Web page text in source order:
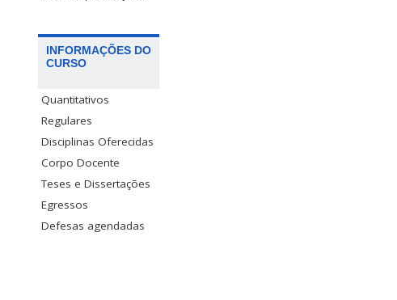
INFORMAÇÕES DO
CURSO
Quantitativos
Regulares
Disciplinas Oferecidas
Corpo Docente
Teses e Dissertações
Egressos
Defesas agendadas